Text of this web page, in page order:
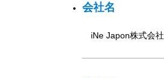
会社名
iNe Japon株式会社